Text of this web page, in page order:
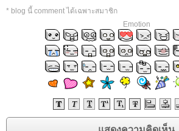
* blog นี้ comment ได้เฉพาะสมาชิก
Emotion